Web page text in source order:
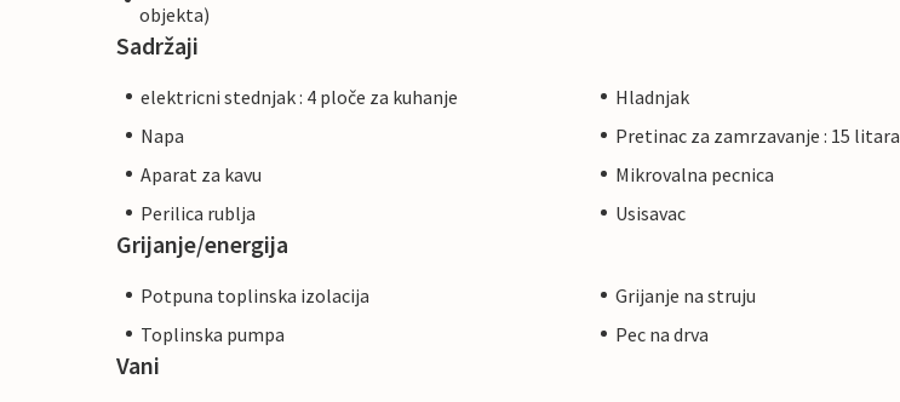
objekta)
Sadržaji
elektricni stednjak : 4 ploče za kuhanje
Hladnjak
Napa
Pretinac za zamrzavanje : 15 litara
Aparat za kavu
Mikrovalna pecnica
Perilica rublja
Usisavac
Grijanje/energija
Potpuna toplinska izolacija
Grijanje na struju
Toplinska pumpa
Pec na drva
Vani